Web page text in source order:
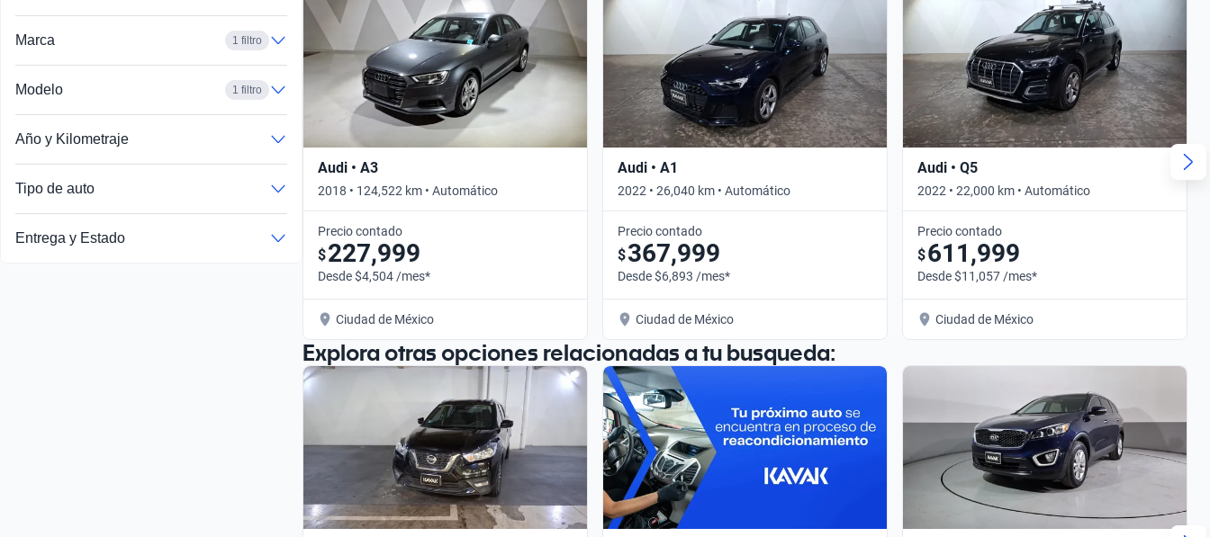
Marca 1 filtro
Modelo 1 filtro
Año y Kilometraje
Tipo de auto
Entrega y Estado
Audi • A3
2018 • 124,522 km • Automático
Precio contado
$227,999
Desde $4,504 /mes*
Ciudad de México
Audi • A1
2022 • 26,040 km • Automático
Precio contado
$367,999
Desde $6,893 /mes*
Ciudad de México
Audi • Q5
2022 • 22,000 km • Automático
Precio contado
$611,999
Desde $11,057 /mes*
Ciudad de México
Explora otras opciones relacionadas a tu busqueda: